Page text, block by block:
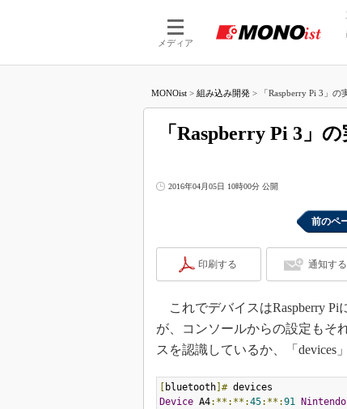
メディア
つながる工
つながるサ
AI×
MONOist > 組み込み開発 > 「Raspberry Pi 3」
「Raspberry Pi 3」
2016年04月05日 10時00分 公開
前のペ
印刷する 通知する
これでデバイスはRaspberry Pi
が、コンソールからの設定もそ
スを認識しているか、「devices
bluetooth ]#
Device A4:**:**:45:**:91 Nintendo